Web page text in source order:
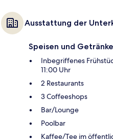
Ausstattung der
Speisen und Getränke
Inbegriffenes
11:00 Uhr
2 Restaurants
3 Coffeeshops
Bar/Lounge
Poolbar
Kaffee/Tee im